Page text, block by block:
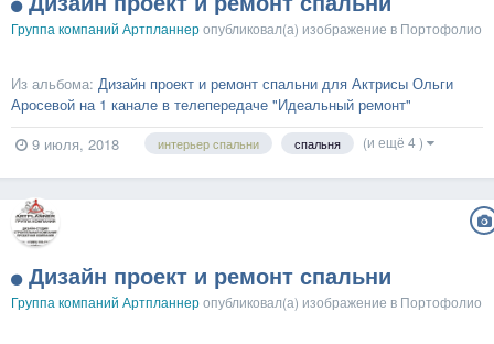
Группа компаний Артпланнеропубликовал(а) изображение в Портофолио
Из альбома: Дизайн проект и ремонт спальни для Актрисы Ольги
Аросевой на 1 канале в телепередаче "Идеальный ремонт"
9 июля, 2018
интерьер спальни спальня (и ещё 4 )
Дизайн проект и ремонт спальни
Группа компаний Артпланнеропубликовал(а) изображение в Портофолио